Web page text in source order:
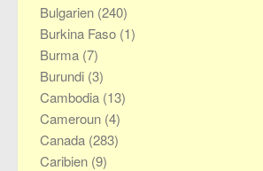
Bulgarien (240)
Burkina Faso (1)
Burma (7)
Burundi (3)
Cambodia (13)
Cameroun (4)
Canada (283)
Caribien (9)